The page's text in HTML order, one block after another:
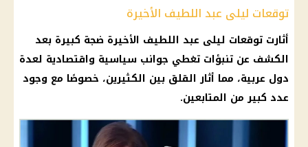
توقعات ليلى عبد اللطيف الأخيرة
أثارت توقعات ليلى عبد اللطيف الأخيرة ضجة كبيرة بعد
الكشف عن تنبؤات تغطي جوانب سياسية واقتصادية لعدة
دول عربية، مما أثار القلق بين الكثيرين، خصوصًا مع وجود
عدد كبير من المتابعين.